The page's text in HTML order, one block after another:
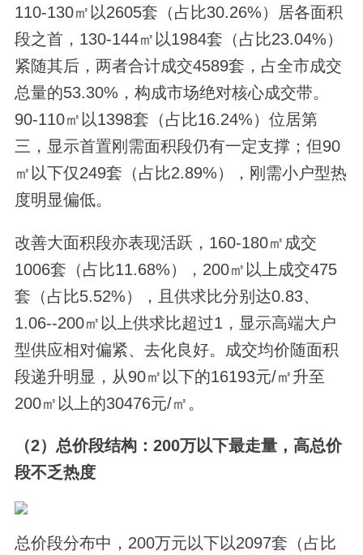
110-130㎡以2605套（占比30.26%）居各面积
段之首，130-144㎡以1984套（占比23.04%）
紧随其后，两者合计成交4589套，占全市成交
总量的53.30%，构成市场绝对核心成交带。
90-110㎡以1398套（占比16.24%）位居第
三，显示首置刚需面积段仍有一定支撑；但90
㎡以下仅249套（占比2.89%），刚需小户型热
度明显偏低。
改善大面积段亦表现活跃，160-180㎡成交
1006套（占比11.68%），200㎡以上成交475
套（占比5.52%），且供求比分别达0.83、
1.06--200㎡以上供求比超过1，显示高端大户
型供应相对偏紧、去化良好。成交均价随面积
段递升明显，从90㎡以下的16193元/㎡升至
200㎡以上的30476元/㎡。
（2）总价段结构：200万以下最走量，高总价
段不乏热度
总价段分布中，200万元以下以2097套（占比